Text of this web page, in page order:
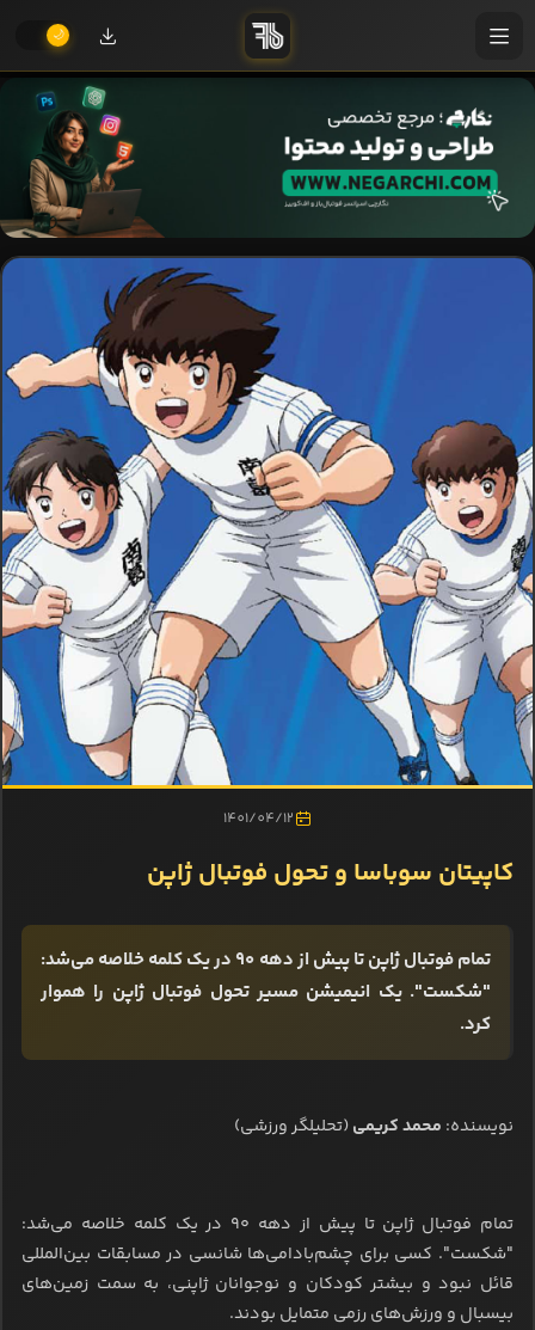
1401/04/12
کاپیتان سوباسا و تحول فوتبال ژاپن
تمام فوتبال ژاپن تا پیش از دهه ۹۰ در یک کلمه خلاصه می‌شد:
"شکست". یک انیمیشن مسیر تحول فوتبال ژاپن را هموار
کرد.
نویسنده: محمد کریمی(تحلیلگر ورزشی)
تمام فوتبال ژاپن تا پیش از دهه ۹۰ در یک کلمه خلاصه می‌شد:
"شکست". کسی برای چشم‌بادامی‌ها شانسی در مسابقات بین‌المللی
قائل نبود و بیشتر کودکان و نوجوانان ژاپنی، به سمت زمین‌های
بیسبال و ورزش‌های رزمی متمایل‌ بودند.